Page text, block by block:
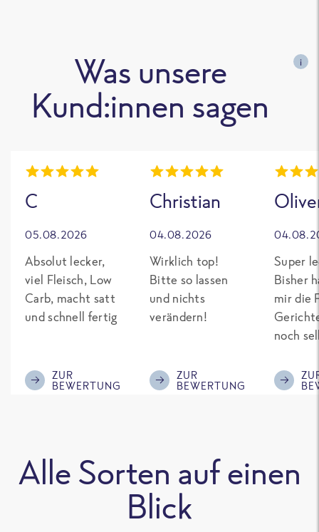
Was unsere
Kund:innen sagen
i
C
05.08.2026
Absolut lecker,
viel Fleisch, Low
Carb, macht satt
und schnell fertig
ZUR
BEWERTUNG
Christian
04.08.2026
Wirklich top!
Bitte so lassen
und nichts
verändern!
ZUR
BEWERTUNG
Super
Bisher
mir die
noch
Eiweiß.
was
Alle Sorten auf einen
Blick